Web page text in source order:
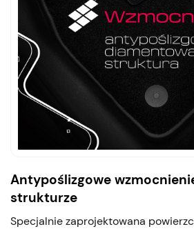
Antypoślizgowe
strukturze
Specjalnie zaprojektowana